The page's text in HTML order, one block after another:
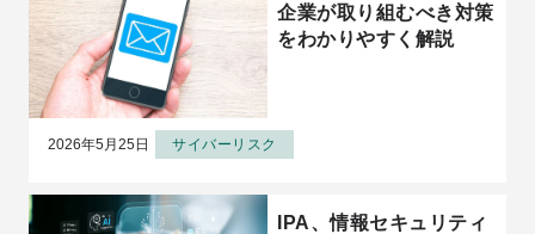
企業が取り組むべき対策
をわかりやすく解説
2026年5月25日 サイバーリスク
IPA、情報セキュリティ